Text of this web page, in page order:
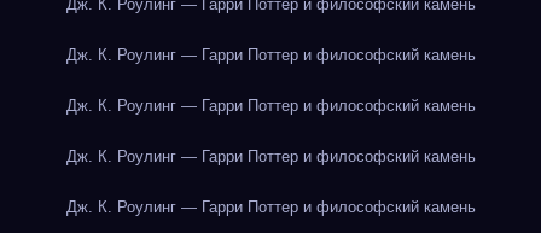
Дж. К. Роулинг — Гарри Поттер и философский камень
Дж. К. Роулинг — Гарри Поттер и философский камень
Дж. К. Роулинг — Гарри Поттер и философский камень
Дж. К. Роулинг — Гарри Поттер и философский камень
Дж. К. Роулинг — Гарри Поттер и философский камень